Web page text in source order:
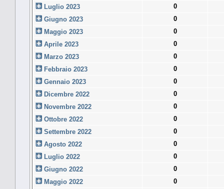
Luglio 2023
0
Giugno 2023
0
Maggio 2023
0
Aprile 2023
0
Marzo 2023
0
Febbraio 2023
0
Gennaio 2023
0
Dicembre 2022
0
Novembre 2022
0
Ottobre 2022
0
Settembre 2022
0
Agosto 2022
0
Luglio 2022
0
Giugno 2022
0
Maggio 2022
0